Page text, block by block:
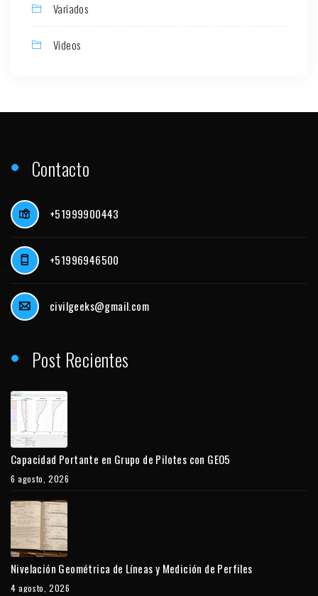
Variados
Videos
Contacto
+51999900443
+51996946500
civilgeeks@gmail.com
Post Recientes
Capacidad Portante en Grupo de Pilotes con GEO5
6 agosto, 2026
Nivelación Geométrica de Líneas y Medición de Perfiles
4 agosto, 2026